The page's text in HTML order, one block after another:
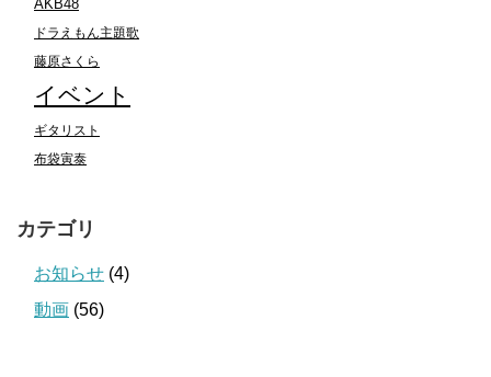
AKB48
ドラえもん主題歌
藤原さくら
イベント
ギタリスト
布袋寅泰
カテゴリ
お知らせ (4)
動画 (56)